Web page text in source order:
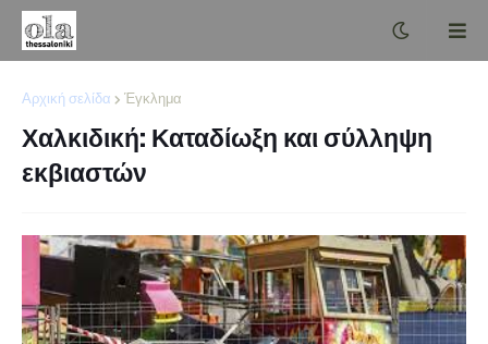
Αρχική σελίδα Έγκλημα
Χαλκιδική: Καταδίωξη και σύλληψη
εκβιαστών